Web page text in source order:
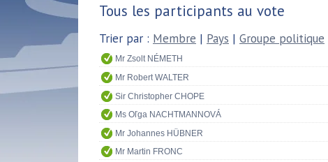
Tous les participants au vote
Trier par : Membre | Pays | Groupe politique
Mr Zsolt NÉMETH
Mr Robert WALTER
Sir Christopher CHOPE
Ms Oľga NACHTMANNOVÁ
Mr Johannes HÜBNER
Mr Martin FRONC